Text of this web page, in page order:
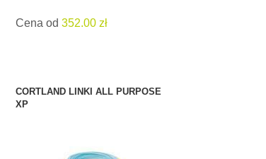
Cena od352.00 zł
CORTLAND LINKI ALL PURPOSE
XP